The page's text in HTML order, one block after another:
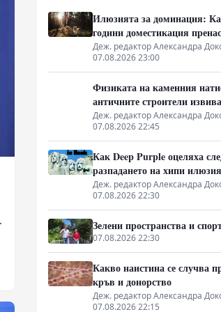
Илюзията за доминация:
години доместикация
мозъка на домашния
Деж. редактор Александра
07.08.2026 23:00
Физиката на каменния
античните строители
нагоре
Деж. редактор Александра
07.08.2026 22:45
Как Deep Purple оцеляха
разпадането на хипи
Деж. редактор Александра
07.08.2026 22:30
Зелени пространства и
07.08.2026 22:30
Какво наистина се случва
кръв и донорство
Деж. редактор Александра
07.08.2026 22:15